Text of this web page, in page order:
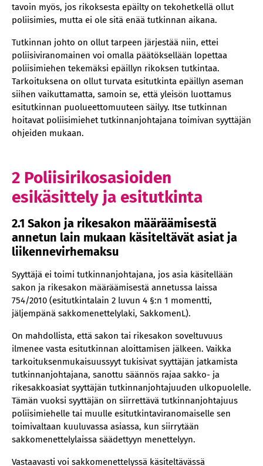
tavoin myös, jos rikoksesta epäilty on tekohetkellä ollut
poliisimies, mutta ei ole sitä enää tutkinnan aikana.
Tutkinnan johto on ollut tarpeen järjestää niin, ettei
poliisiviranomainen voi omalla päätöksellään lopettaa
poliisimiehen tekemäksi epäillyn rikoksen tutkintaa.
Tarkoituksena on ollut turvata esitutkinta epäillyn aseman
siihen vaikuttamatta, samoin se, että yleisön luottamus
esitutkinnan puolueettomuuteen säilyy. Itse tutkinnan
hoitavat poliisimiehet tutkinnanjohtajana toimivan syyttäjän
ohjeiden mukaan.
2 Poliisirikosasioiden
esikäsittely ja esitutkinta
2.1 Sakon ja rikesakon määräämisestä
annetun lain mukaan käsiteltävät asiat ja
liikennevirhemaksu
Syyttäjä ei toimi tutkinnanjohtajana, jos asia käsitellään
sakon ja rikesakon määräämisestä annetussa laissa
754/2010 (esitutkintalain 2 luvun 4 §:n 1 momentti,
jäljempänä sakkomenettelylaki, SakkomenL).
On mahdollista, että sakon tai rikesakon soveltuvuus
ilmenee vasta esitutkinnan aloittamisen jälkeen. Vaikka
tarkoituksenmukaisuussyyt tukisivat syyttäjän jatkamista
tutkinnanjohtajana, sanottu säännös rajaa sakko- ja
rikesakkoasiat syyttäjän tutkinnanjohtajuuden ulkopuolelle.
Tämän vuoksi syyttäjän on siirrettävä tutkinnanjohtajuus
poliisimiehelle tai muulle esitutkintaviranomaiselle sen
toimivaltaan kuuluvassa asiassa, kun siirrytään
sakkomenettelylaissa säädettyyn menettelyyn.
Vastaavasti voi sakkomenettelyssä käsiteltävässä